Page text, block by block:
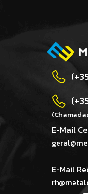
E-Mail
E-Mail